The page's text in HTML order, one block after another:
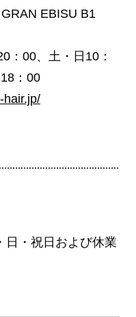
EBISU B1
：00、土・日10：
：00
hair.jp/
日・祝日および休業